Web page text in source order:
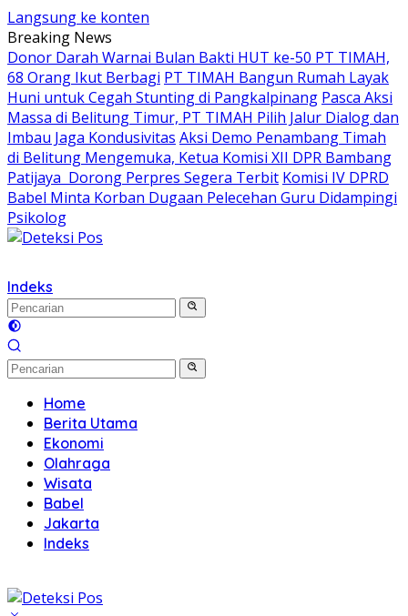
Langsung ke konten
Breaking News
Donor Darah Warnai Bulan Bakti HUT ke-50 PT TIMAH,
68 Orang Ikut Berbagi PT TIMAH Bangun Rumah Layak
Huni untuk Cegah Stunting di Pangkalpinang Pasca Aksi
Massa di Belitung Timur, PT TIMAH Pilih Jalur Dialog dan
Imbau Jaga Kondusivitas Aksi Demo Penambang Timah
di Belitung Mengemuka, Ketua Komisi XII DPR Bambang
Patijaya Dorong Perpres Segera Terbit Komisi IV DPRD
Babel Minta Korban Dugaan Pelecehan Guru Didampingi
Psikolog
Indeks
Home
Berita Utama
Ekonomi
Olahraga
Wisata
Babel
Jakarta
Indeks